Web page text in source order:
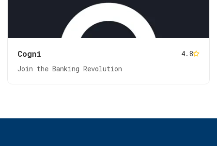
Cogni
4.8
Join the Banking Revolution